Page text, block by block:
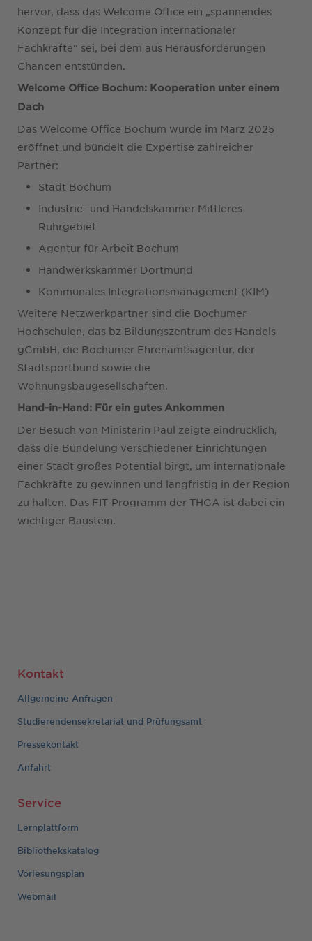
hervor, dass das Welcome Office ein „spannendes
Konzept für die Integration internationaler
Fachkräfte“ sei, bei dem aus Herausforderungen
Chancen entstünden.
Welcome Office Bochum: Kooperation unter einem
Dach
Das Welcome Office Bochum wurde im März 2025
eröffnet und bündelt die Expertise zahlreicher
Partner:
Stadt Bochum
Industrie- und Handelskammer Mittleres
Ruhrgebiet
Agentur für Arbeit Bochum
Handwerkskammer Dortmund
Kommunales Integrationsmanagement (KIM)
Weitere Netzwerkpartner sind die Bochumer
Hochschulen, das bz Bildungszentrum des Handels
gGmbH, die Bochumer Ehrenamtsagentur, der
Stadtsportbund sowie die
Wohnungsbaugesellschaften.
Hand-in-Hand: Für ein gutes Ankommen
Der Besuch von Ministerin Paul zeigte eindrücklich,
dass die Bündelung verschiedener Einrichtungen
einer Stadt großes Potential birgt, um internationale
Fachkräfte zu gewinnen und langfristig in der Region
zu halten. Das FIT-Programm der THGA ist dabei ein
wichtiger Baustein.
Kontakt
Allgemeine Anfragen
Studierendensekretariat und Prüfungsamt
Pressekontakt
Anfahrt
Service
Lernplattform
Bibliothekskatalog
Vorlesungsplan
Webmail